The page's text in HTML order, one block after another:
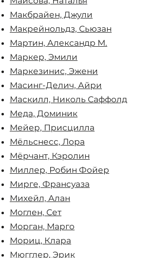
Макбрайен, Джули
Макрейнольдз, Сьюзан
Мартин, Александр М.
Маркер, Эмили
Маркезинис, Эжени
Масинг-Делич, Айри
Маскилл, Николь Саффолд
Меда, Доминик
Мейер, Присцилла
Мёльснесс, Лора
Мёрчант, Кэролин
Миллер, Робин Фойер
Мирге, Франсуаза
Михейл, Алан
Моглен, Сет
Морган, Марго
Мориц, Клара
Мюгглер, Эрик